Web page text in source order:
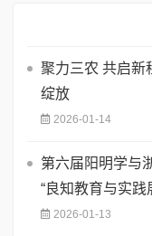
聚力三农 共启新
绽放
2026-01-14
第六届阳明学与
“良知教育与实践
2026-01-13